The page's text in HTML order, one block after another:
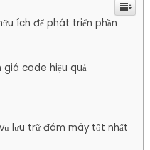
ích để phát triển phần
code hiệu quả
lưu trữ đám mây tốt nhất